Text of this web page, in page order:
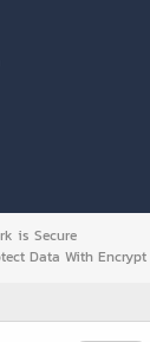
is Secure
Data With Encrypt